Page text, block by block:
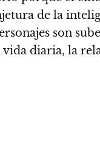
de la
son
diaria, la